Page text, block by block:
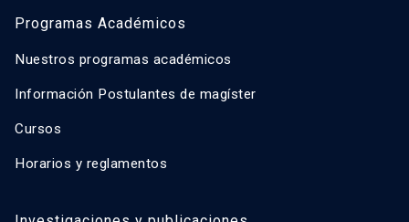
Programas Académicos
Nuestros programas académicos
Información Postulantes de magíster
Cursos
Horarios y reglamentos